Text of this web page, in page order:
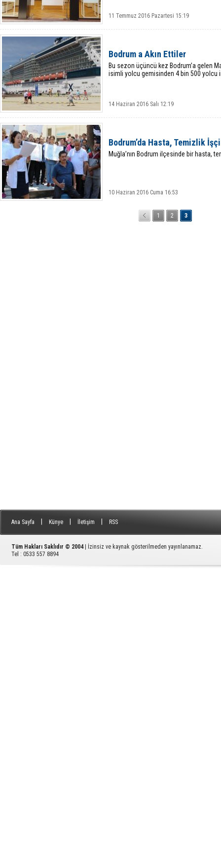
11 Temmuz 2016 Pazartesi 15:19
Bodrum a Akın Ettiler
Bu sezon üçüncü kez Bodrum’a gelen
isimli yolcu gemisinden 4 bin 500 yolcu
14 Haziran 2016 Salı 12:19
Bodrum’da Hasta, Temizlik
Muğla’nın Bodrum ilçesinde bir hasta,
10 Haziran 2016 Cuma 16:53
1 2 3
Ana Sayfa Künye İletişim RSS
Tüm Hakları Saklıdır © 2004
| İzinsiz ve kaynak gösterilmeden yayınlanamaz.
Tel : 0533 557 8894